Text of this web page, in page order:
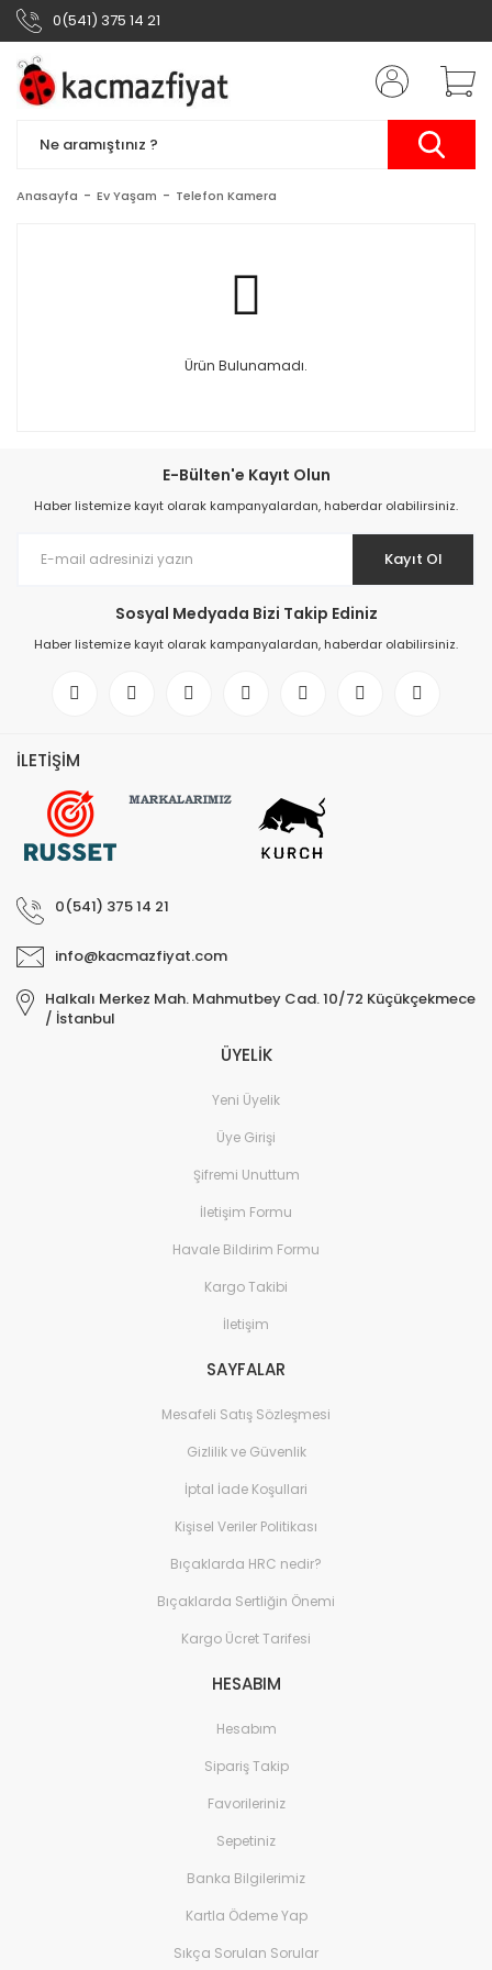
0(541) 375 14 21
Anasayfa Ev Yaşam Telefon Kamera
Ürün Bulunamadı.
E-Bülten'e Kayıt Olun
Haber listemize kayıt olarak kampanyalardan, haberdar olabilirsiniz.
Kayıt Ol
Sosyal Medyada Bizi Takip Ediniz
Haber listemize kayıt olarak kampanyalardan, haberdar olabilirsiniz.
İLETİŞİM
0(541) 375 14 21
info@kacmazfiyat.com
Halkalı Merkez Mah. Mahmutbey Cad. 10/72 Küçükçekmece
/ İstanbul
ÜYELİK
Yeni Üyelik
Üye Girişi
Şifremi Unuttum
İletişim Formu
Havale Bildirim Formu
Kargo Takibi
İletişim
SAYFALAR
Mesafeli Satış Sözleşmesi
Gizlilik ve Güvenlik
İptal İade Koşullari
Kişisel Veriler Politikası
Bıçaklarda HRC nedir?
Bıçaklarda Sertliğin Önemi
Kargo Ücret Tarifesi
HESABIM
Hesabım
Sipariş Takip
Favorileriniz
Sepetiniz
Banka Bilgilerimiz
Kartla Ödeme Yap
Sıkça Sorulan Sorular